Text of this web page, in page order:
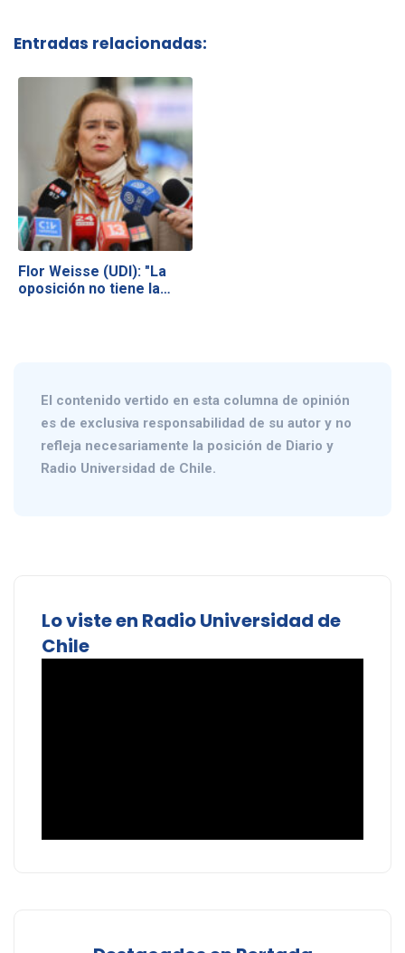
Entradas relacionadas:
Flor Weisse (UDI): "La
oposición no tiene la…
El contenido vertido en esta columna de opinión
es de exclusiva responsabilidad de su autor y no
refleja necesariamente la posición de Diario y
Radio Universidad de Chile.
Lo viste en Radio Universidad de
Chile